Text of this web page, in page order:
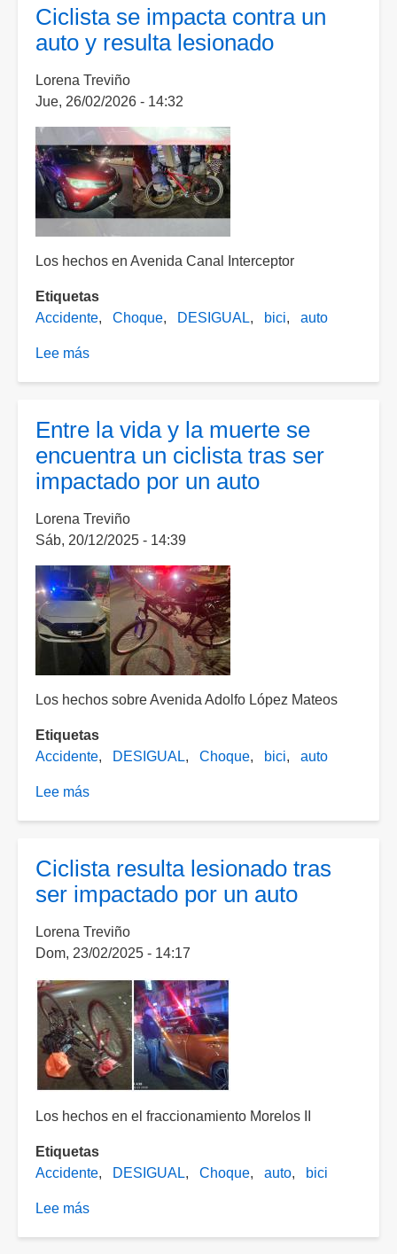
robarse
una
a
un
domicilio
y
fue
detenido
por
el
propietario
Ciclista se impacta contra un
auto y resulta lesionado
Lorena Treviño
Jue, 26/02/2026 - 14:32
Los hechos en Avenida Canal Interceptor
Etiquetas
Accidente
Choque DESIGUAL bici auto
Lee más
contra
un
auto
resulta
lesionado
Entre la vida y la muerte se
encuentra un ciclista tras ser
impactado por un auto
Lorena Treviño
Sáb, 20/12/2025 - 14:39
Los hechos sobre Avenida Adolfo López Mateos
Etiquetas
Accidente
DESIGUAL Choque bici auto
Lee más
y
la
se
encuentra
un
ciclista
tras
ser
impactado
por
un
Ciclista resulta lesionado tras
ser impactado por un auto
Lorena Treviño
Dom, 23/02/2025 - 14:17
Los hechos en el fraccionamiento Morelos II
Etiquetas
Accidente
DESIGUAL Choque auto bici
Lee más